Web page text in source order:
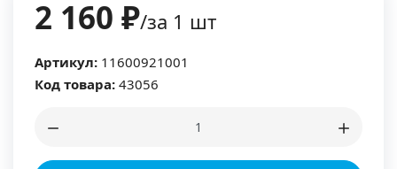
2 160 ₽/за 1 шт
Артикул: 11600921001
Код товара: 43056